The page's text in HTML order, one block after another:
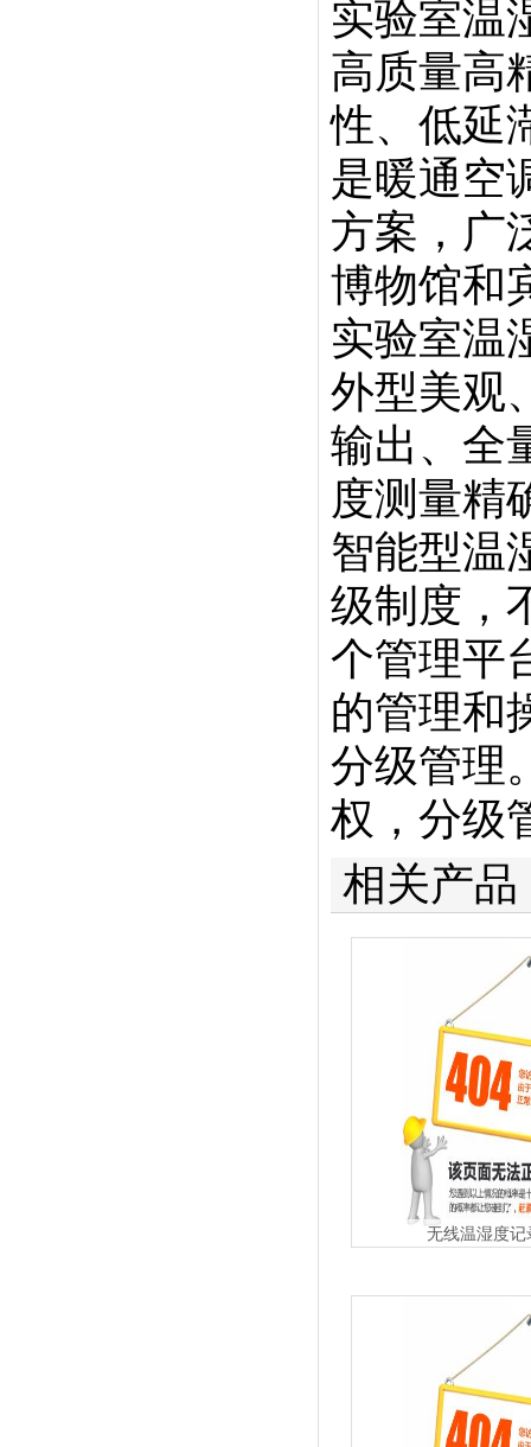
实验室温
高质量高
性、低延
是暖通空
方案，广
博物馆和
实验室温
外型美观
输出、全
度测量精
智能型温
级制度，
个管理平
的管理和
分级管理
权，分级
相关产品
无线温湿度记